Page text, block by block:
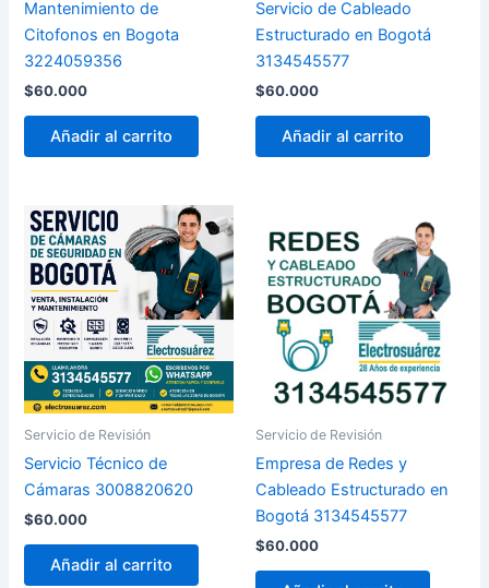
Mantenimiento de
Citofonos en Bogota
3224059356
$60.000
Añadir al carrito
Servicio de Cableado
Estructurado en Bogotá
3134545577
$60.000
Añadir al carrito
Servicio de Revisión
Servicio Técnico de
Cámaras 3008820620
$60.000
Añadir al carrito
Servicio de Revisión
Empresa de Redes y
Cableado Estructurado en
Bogotá 3134545577
$60.000